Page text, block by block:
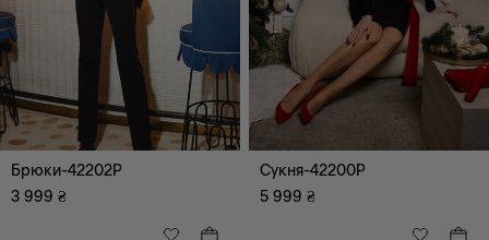
Весільний
Коктейльний
Повсякденний
Відпочинок (дозвілля)
Ультра Модний
Вечірній
Брюки-42202P
3 999 ₴
Сукня-42200P
5 999 ₴